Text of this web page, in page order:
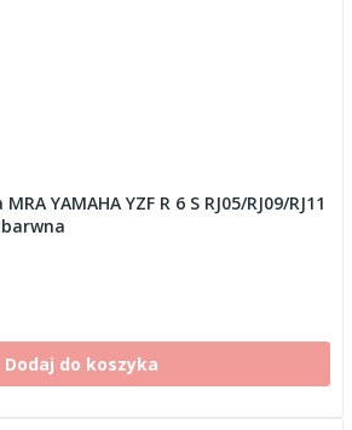
YAMAHA YZF R 6 S RJ05/RJ09/RJ11
Dodaj do koszyka